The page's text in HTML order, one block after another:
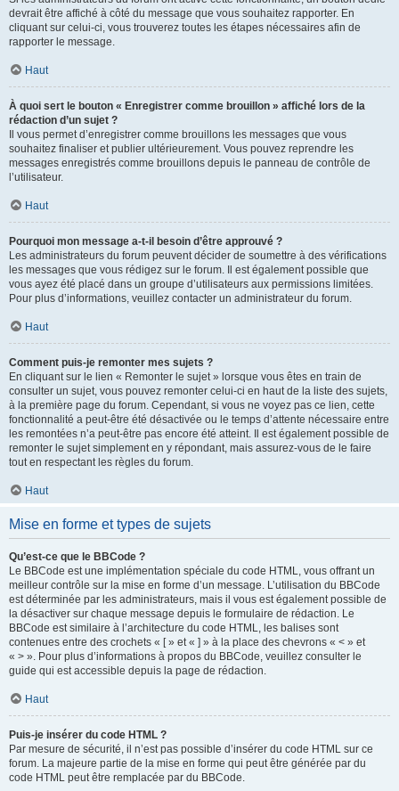
devrait être affiché à côté du message que vous souhaitez rapporter. En
cliquant sur celui-ci, vous trouverez toutes les étapes nécessaires afin de
rapporter le message.
Haut
À quoi sert le bouton « Enregistrer comme brouillon » affiché lors de la
rédaction d’un sujet ?
Il vous permet d’enregistrer comme brouillons les messages que vous
souhaitez finaliser et publier ultérieurement. Vous pouvez reprendre les
messages enregistrés comme brouillons depuis le panneau de contrôle de
l’utilisateur.
Haut
Pourquoi mon message a-t-il besoin d’être approuvé ?
Les administrateurs du forum peuvent décider de soumettre à des vérifications
les messages que vous rédigez sur le forum. Il est également possible que
vous ayez été placé dans un groupe d’utilisateurs aux permissions limitées.
Pour plus d’informations, veuillez contacter un administrateur du forum.
Haut
Comment puis-je remonter mes sujets ?
En cliquant sur le lien « Remonter le sujet » lorsque vous êtes en train de
consulter un sujet, vous pouvez remonter celui-ci en haut de la liste des sujets,
à la première page du forum. Cependant, si vous ne voyez pas ce lien, cette
fonctionnalité a peut-être été désactivée ou le temps d’attente nécessaire entre
les remontées n’a peut-être pas encore été atteint. Il est également possible de
remonter le sujet simplement en y répondant, mais assurez-vous de le faire
tout en respectant les règles du forum.
Haut
Mise en forme et types de sujets
Qu’est-ce que le BBCode ?
Le BBCode est une implémentation spéciale du code HTML, vous offrant un
meilleur contrôle sur la mise en forme d’un message. L’utilisation du BBCode
est déterminée par les administrateurs, mais il vous est également possible de
la désactiver sur chaque message depuis le formulaire de rédaction. Le
BBCode est similaire à l’architecture du code HTML, les balises sont
contenues entre des crochets « [ » et « ] » à la place des chevrons « < » et
« > ». Pour plus d’informations à propos du BBCode, veuillez consulter le
guide qui est accessible depuis la page de rédaction.
Haut
Puis-je insérer du code HTML ?
Par mesure de sécurité, il n’est pas possible d’insérer du code HTML sur ce
forum. La majeure partie de la mise en forme qui peut être générée par du
code HTML peut être remplacée par du BBCode.